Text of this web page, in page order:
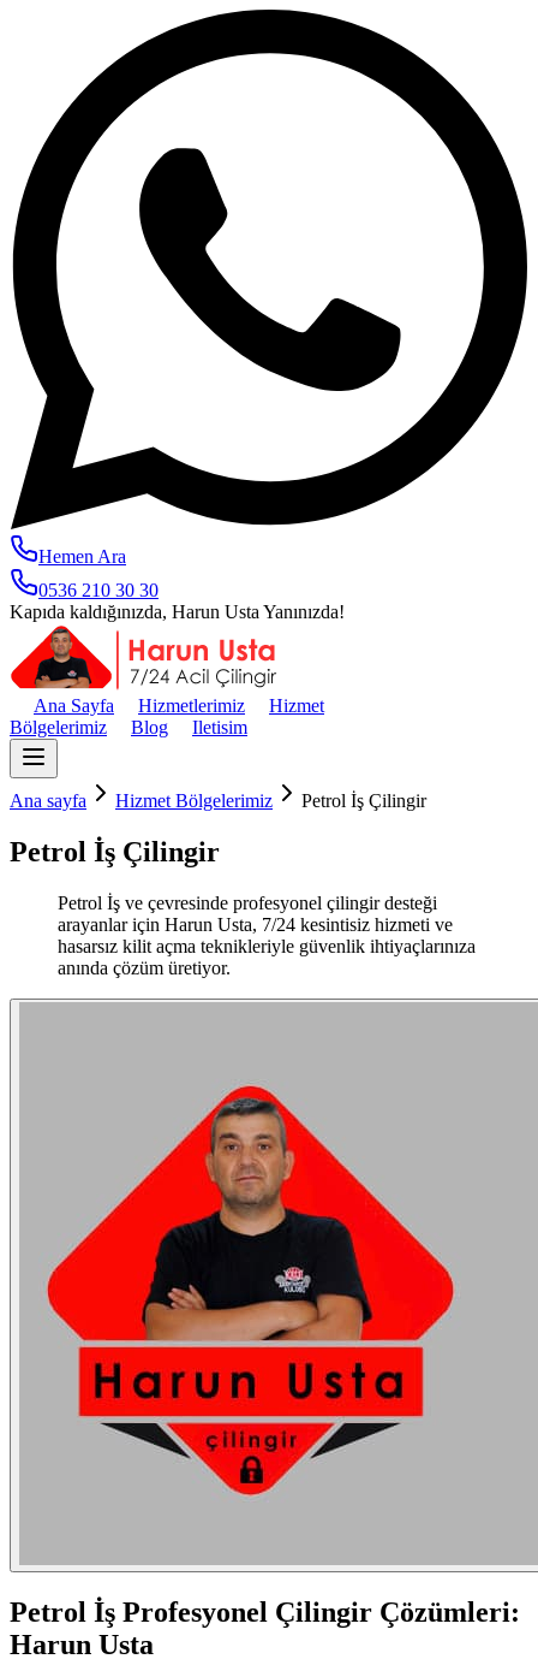
Hemen Ara
0536 210 30 30
Kapıda kaldığınızda, Harun Usta Yanınızda!
Ana Sayfa Hizmetlerimiz
Hizmet
Bölgelerimiz
Blog Iletisim
Ana sayfa Hizmet Bölgelerimiz Petrol İş Çilingir
Petrol İş Çilingir
Petrol İş ve çevresinde profesyonel çilingir desteği
arayanlar için Harun Usta, 7/24 kesintisiz hizmeti ve
hasarsız kilit açma teknikleriyle güvenlik ihtiyaçlarınıza
anında çözüm üretiyor.
Petrol İş Profesyonel Çilingir Çözümleri:
Harun Usta